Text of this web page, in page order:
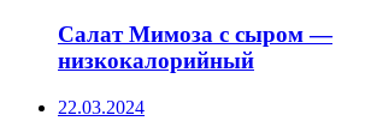
Салат Мимоза с сыром —
низкокалорийный
22.03.2024